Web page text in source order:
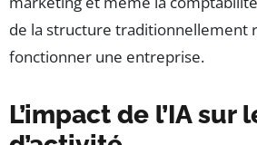
de la structure traditionnellement
fonctionner une entreprise.
L’impact de l’IA sur